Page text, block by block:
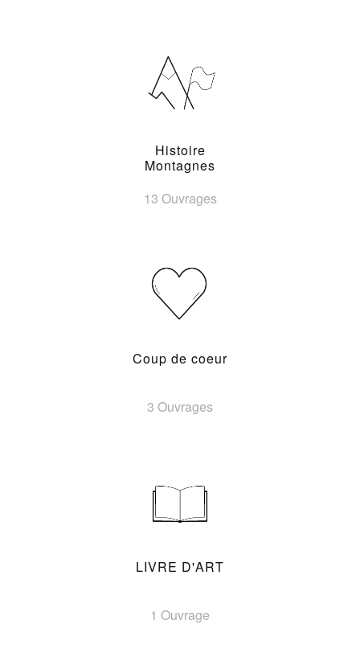
Histoire
Montagnes
13 Ouvrages
Coup de coeur
3 Ouvrages
LIVRE D'ART
1 Ouvrage